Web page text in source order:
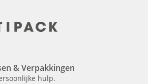
& Verpakkingen
hulp.